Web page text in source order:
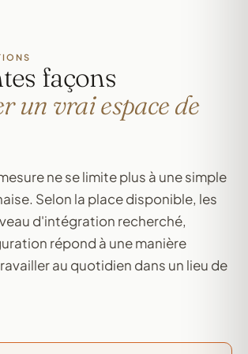
façons
un vrai espace de
ne se limite plus à une simple
Selon la place disponible, les
d'intégration recherché,
répond à une manière
au quotidien dans un lieu de